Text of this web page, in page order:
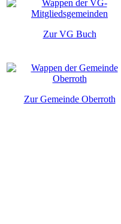
Zur VG Buch
Zur Gemeinde Oberroth